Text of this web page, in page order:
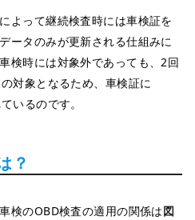
よって継続検査時には車検証を
ータのみが更新される仕組みに
検時には対象外であっても、2回
対象となるため、車検証に
いるのです。
？
検のOBD検査の適用の関係は図